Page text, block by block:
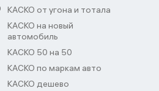
КАСКО от угона и тотала
КАСКО на новый
автомобиль
КАСКО 50 на 50
КАСКО по маркам авто
КАСКО дешево